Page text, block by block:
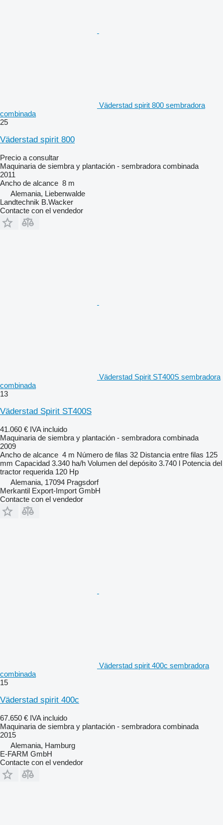
Väderstad spirit 800 sembradora
combinada
25
Väderstad spirit 800
Precio a consultar
Maquinaria de siembra y plantación - sembradora combinada
2011
Ancho de alcance 8 m
Alemania, Liebenwalde
Landtechnik B.Wacker
Contacte con el vendedor
Väderstad Spirit ST400S sembradora
combinada
13
Väderstad Spirit ST400S
41.060 € IVA incluido
Maquinaria de siembra y plantación - sembradora combinada
2009
Ancho de alcance 4 m Número de filas 32 Distancia entre filas 125
mm Capacidad 3.340 ha/h Volumen del depósito 3.740 l Potencia del
tractor requerida 120 Hp
Alemania, 17094 Pragsdorf
Merkantil Export-Import GmbH
Contacte con el vendedor
Väderstad spirit 400c sembradora
combinada
15
Väderstad spirit 400c
67.650 € IVA incluido
Maquinaria de siembra y plantación - sembradora combinada
2015
Alemania, Hamburg
E-FARM GmbH
Contacte con el vendedor